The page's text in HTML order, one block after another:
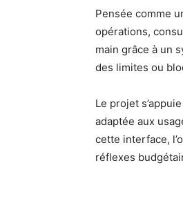
Pensée comme
opérations,
main grâce à un
des limites ou
Le projet
adaptée aux
cette interface,
réflexes